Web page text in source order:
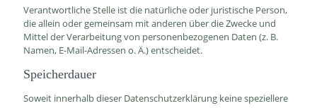
Verantwortliche Stelle ist die natürliche oder juristische Person,
die allein oder gemeinsam mit anderen über die Zwecke und
Mittel der Verarbeitung von personenbezogenen Daten (z. B.
Namen, E-Mail-Adressen o. Ä.) entscheidet.
Speicherdauer
Soweit innerhalb dieser Datenschutzerklärung keine speziellere